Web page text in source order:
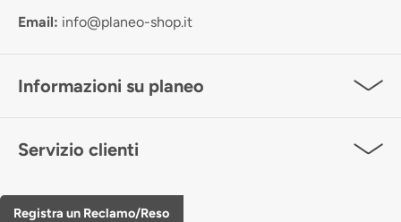
Email: info@planeo-shop.it
Informazioni su planeo
Servizio clienti
Registra un Reclamo/Reso